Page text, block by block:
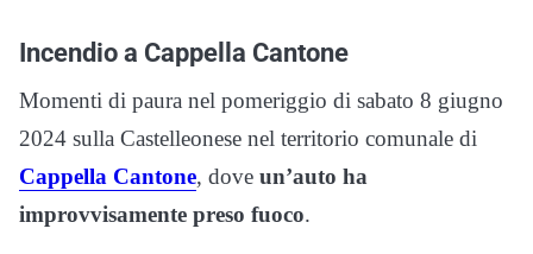
Incendio a Cappella Cantone
Momenti di paura nel pomeriggio di sabato 8 giugno
2024 sulla Castelleonese nel territorio comunale di
Cappella Cantone, dove un’auto ha
improvvisamente preso fuoco.